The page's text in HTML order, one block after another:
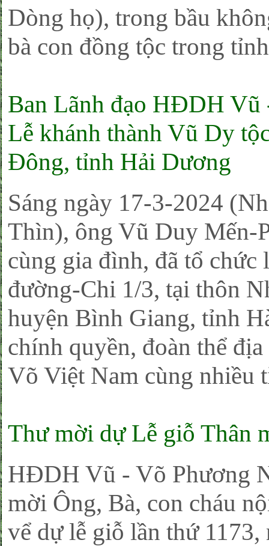
Dòng họ), trong bầu
bà con đồng tộc trong
Ban Lãnh đạo HĐDH Vũ
Lễ khánh thành Vũ Dy
Đông, tỉnh Hải Dương
Sáng ngày 17-3-2024
Thìn), ông Vũ Duy
cùng gia đình, đã tổ
đường-Chi 1/3, tại thôn
huyện Bình Giang, tỉnh
chính quyền, đoàn thể
Võ Việt Nam cùng nhiều
Thư mời dự Lễ giỗ Thân
HĐDH Vũ - Võ Phương
mời Ông, Bà, con cháu
vể dự lễ giỗ lần thứ